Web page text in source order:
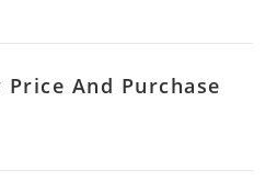
Price And Purchase